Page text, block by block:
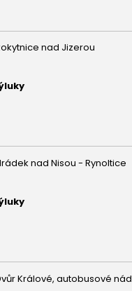
nad Jizerou
nad Nisou - Rynoltice
Králové, autobusové